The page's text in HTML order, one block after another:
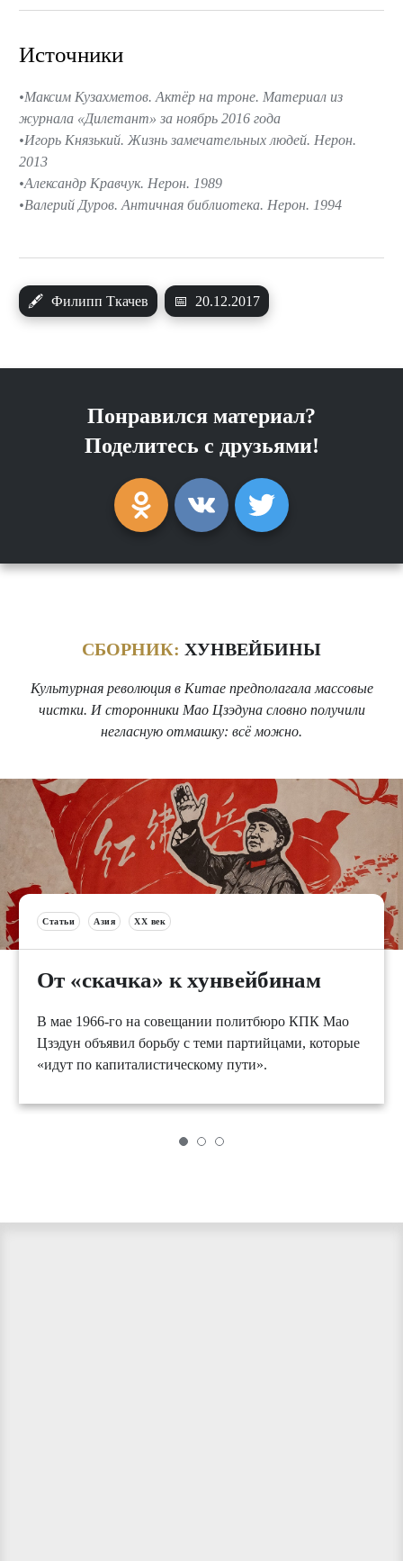
🖋 Филипп Ткачев 📅 20.12.2017
Источники
Максим Кузахметов. Актёр на троне. Материал из
журнала «Дилетант» за ноябрь 2016 года
Игорь Князький. Жизнь замечательных людей. Нерон.
2013
Александр Кравчук. Нерон. 1989
Валерий Дуров. Античная библиотека. Нерон. 1994
Понравился материал?
Поделитесь с друзьями!
СБОРНИК: ХУНВЕЙБИНЫ
Культурная революция в Китае предполагала массовые
чистки. И сторонники Мао Цзэдуна словно получили
негласную отмашку: всё можно.
Статьи Азия XX век
От «скачка» к хунвейбинам
В мае 1966-го на совещании политбюро КПК Мао
Цзэдун объявил борьбу с теми партийцами, которые
«идут по капиталистическому пути».